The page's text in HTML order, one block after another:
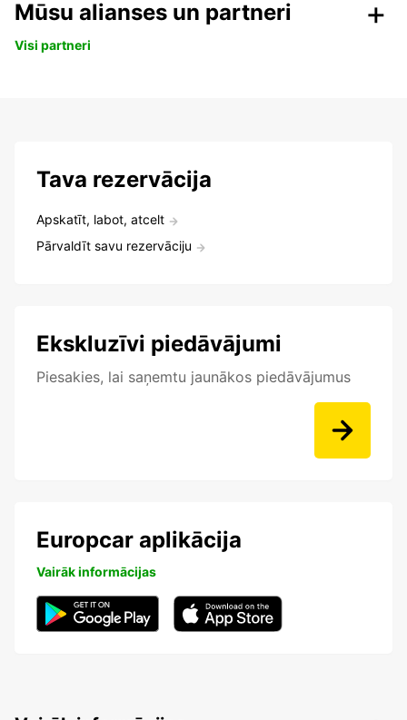
Mūsu alianses un partneri
Visi partneri
Tava rezervācija
Apskatīt, labot, atcelt
Pārvaldīt savu rezervāciju
Ekskluzīvi piedāvājumi
Piesakies, lai saņemtu jaunākos piedāvājumus
Europcar aplikācija
Vairāk informācijas